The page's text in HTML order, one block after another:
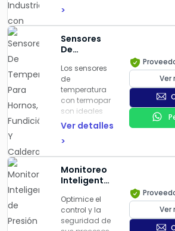
tiempo real de
temperatura,
vibración del
bomba,
conductividad
del agua, gas
y corriente
eléctrica.
Detección
alertas
automatizadas
para
predictivo.
Optimización
del consumo
IoT
continuo de
temperatura
con sensores
especializados
LoRaWAN.
Nuestra
solución
permite la
supervisión en
tiempo real de
elementos
clave en
equipos
eléctricos y
maquinaria
crítica,
facilitando un
mantenimiento
>
Sensores
De
Para
Hornos,
Fundición Y
Calderas
Con
Termopar
Los sensores
de
temperatura
con termopar
son ideales
para
controlar
procesos
térmicos en
hornos,
fundiciones y
calderas,
ofreciendo
precisión y
resistencia en
Ver detalles
>
Ver
Monitoreo
Inteligente
en Procesos
Industriales
con
Optimice el
control y la
seguridad de
Ver